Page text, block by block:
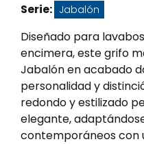
Serie: Jabalón
Diseñado para
encimera, este grifo
Jabalón en acabado
personalidad y
redondo y estilizado
elegante,
contemporáneos con